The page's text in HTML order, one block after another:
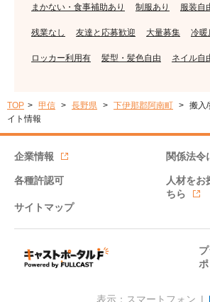
まかない・食事補助あり 制服あり 服装自
残業なし 友達と応募歓迎 大量募集 冷暖
ロッカー利用有 髪型・髪色自由 ネイル自
TOP 甲信 長野県 下伊那郡阿南町
搬入
イト情報
企業情報 関係法令
各種許認可 人材をお
ちら
サイトマップ
表示：スマートフォン |